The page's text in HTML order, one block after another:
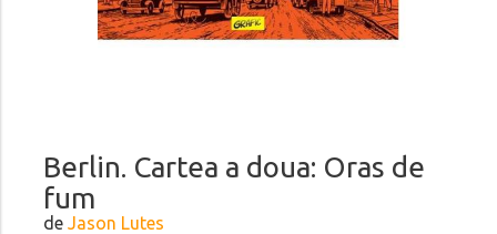
Berlin. Cartea a doua: Oras de
fum
de Jason Lutes